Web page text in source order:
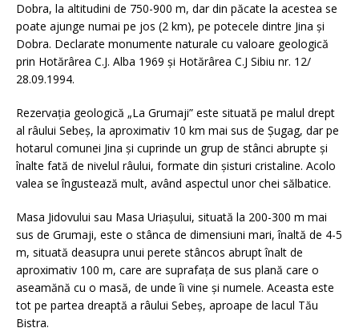
Dobra, la altitudini de 750-900 m, dar din păcate la acestea se
poate ajunge numai pe jos (2 km), pe potecele dintre Jina și
Dobra. Declarate monumente naturale cu valoare geologică
prin Hotărârea C.J. Alba 1969 și Hotărârea C.J Sibiu nr. 12/
28.09.1994.
Rezervația geologică „La Grumaji” este situată pe malul drept
al râului Sebeș, la aproximativ 10 km mai sus de Șugag, dar pe
hotarul comunei Jina și cuprinde un grup de stânci abrupte și
înalte fată de nivelul râului, formate din șisturi cristaline. Acolo
valea se îngustează mult, având aspectul unor chei sălbatice.
Masa Jidovului sau Masa Uriașului, situată la 200-300 m mai
sus de Grumaji, este o stânca de dimensiuni mari, înaltă de 4-5
m, situată deasupra unui perete stâncos abrupt înalt de
aproximativ 100 m, care are suprafața de sus plană care o
aseamănă cu o masă, de unde îi vine și numele. Aceasta este
tot pe partea dreaptă a râului Sebeș, aproape de lacul Tău
Bistra.